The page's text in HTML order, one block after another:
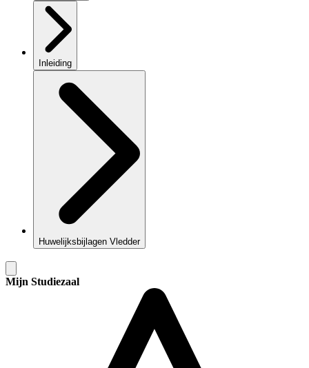
Inleiding
Huwelijksbijlagen Vledder
Mijn Studiezaal